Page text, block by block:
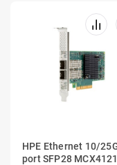
HPE Ethernet 10/
port SFP28